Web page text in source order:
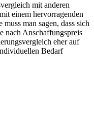
mit anderen
einem hervorragenden
man sagen, dass sich
nach Anschaffungspreis
eher auf
Bedarf